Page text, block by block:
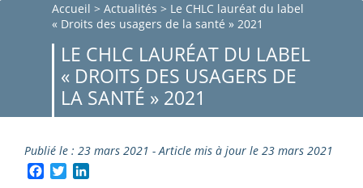
Accueil > Actualités > Le CHLC lauréat du label
« Droits des usagers de la santé » 2021
LE CHLC LAURÉAT DU LABEL
« DROITS DES USAGERS DE
LA SANTÉ » 2021
Publié le : 23 mars 2021 - Article mis à jour le 23 mars 2021
Facebook
Twitter